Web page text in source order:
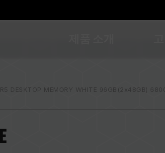
DESKTOP MEMORY WHITE 96GB(2x48GB)